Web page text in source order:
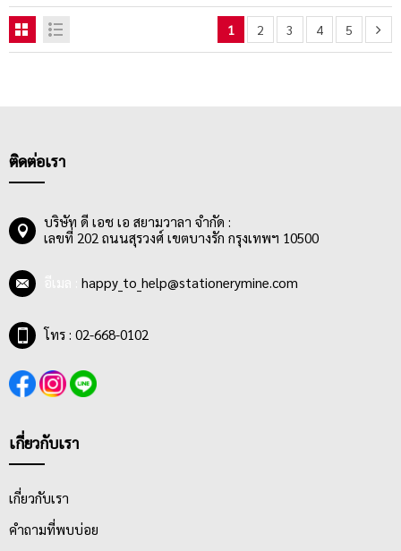
1 2 3 4 5
ติดต่อเรา
บริษัท ดี เอช เอ สยามวาลา จำกัด :
เลขที่ 202 ถนนสุรวงศ์ เขตบางรัก กรุงเทพฯ 10500
happy_to_help@stationerymine.com
โทร : 02-668-0102
เกี่ยวกับเรา
เกี่ยวกับเรา
คำถามที่พบบ่อย